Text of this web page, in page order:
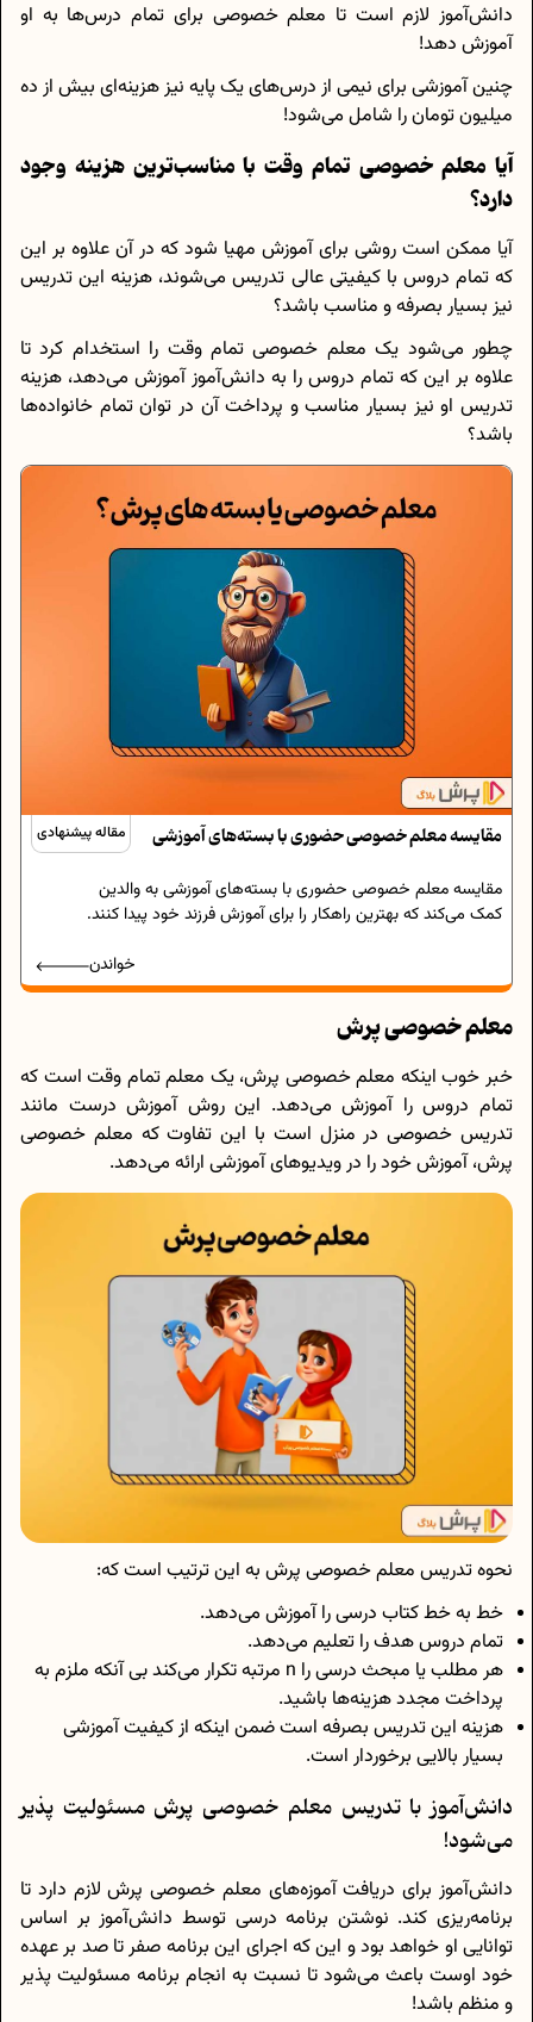
دانش‌آموز لازم است تا معلم خصوصی برای تمام درس‌ها به او
آموزش دهد!
چنین آموزشی برای نیمی از درس‌های یک پایه نیز هزینه‌ای بیش از ده
میلیون تومان را شامل می‌شود!
آیا معلم خصوصی تمام وقت با مناسب‌ترین هزینه وجود
دارد؟
آیا ممکن است روشی برای آموزش مهیا شود که در آن علاوه بر این
که تمام دروس با کیفیتی عالی تدریس می‌شوند، هزینه این تدریس
نیز بسیار بصرفه و مناسب باشد؟
چطور می‌شود یک معلم خصوصی تمام وقت را استخدام کرد تا
علاوه بر این که تمام دروس را به دانش‌آموز آموزش می‌دهد، هزینه
تدریس او نیز بسیار مناسب و پرداخت آن در توان تمام خانواده‌ها
باشد؟
مقاله پیشنهادی مقایسه معلم خصوصی حضوری با بسته‌های آموزشی
مقایسه معلم خصوصی حضوری با بسته‌های آموزشی به والدین
کمک می‌کند که بهترین راهکار را برای آموزش فرزند خود پیدا کنند.
خواندن
معلم خصوصی پرش
خبر خوب اینکه معلم خصوصی پرش، یک معلم تمام وقت است که
تمام دروس را آموزش می‌دهد. این روش آموزش درست مانند
تدریس خصوصی در منزل است با این تفاوت که معلم خصوصی
پرش، آموزش خود را در ویدیوهای آموزشی ارائه می‌دهد.
نحوه تدریس معلم خصوصی پرش به این ترتیب است که:
خط به خط کتاب درسی را آموزش می‌دهد.
تمام دروس هدف را تعلیم می‌دهد.
هر مطلب یا مبحث درسی را n مرتبه تکرار می‌کند بی آنکه ملزم به
پرداخت مجدد هزینه‌ها باشید.
هزینه این تدریس بصرفه است ضمن اینکه از کیفیت آموزشی
بسیار بالایی برخوردار است.
دانش‌آموز با تدریس معلم خصوصی پرش مسئولیت پذیر
می‌شود!
دانش‌آموز برای دریافت آموزه‌های معلم خصوصی پرش لازم دارد تا
برنامه‌ریزی کند. نوشتن برنامه درسی توسط دانش‌آموز بر اساس
توانایی او خواهد بود و این که اجرای این برنامه صفر تا صد بر عهده
خود اوست باعث می‌شود تا نسبت به انجام برنامه مسئولیت پذیر
و منظم باشد!